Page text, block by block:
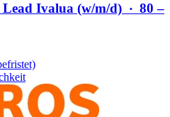
Ivalua (w/​m/​d) ‧ 80 –